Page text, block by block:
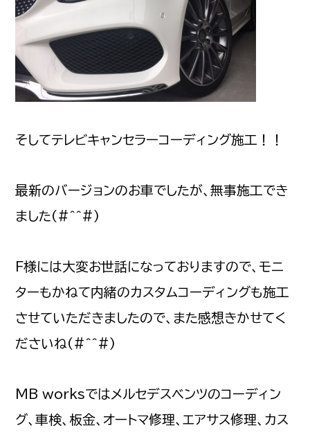
そしてテレビキャンセラーコーディング施工！！
最新のバージョンのお車でしたが、無事施工でき
ました(#^^#)
F様には大変お世話になっておりますので、モニ
ターもかねて内緒のカスタムコーディングも施工
させていただきましたので、また感想きかせてく
ださいね(#^^#)
MB worksではメルセデスベンツのコーディン
グ、車検、板金、オートマ修理、エアサス修理、カス